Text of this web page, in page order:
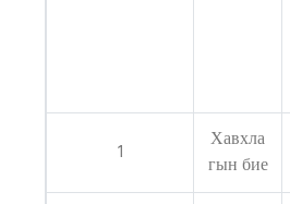
1
Хавхла
гын бие